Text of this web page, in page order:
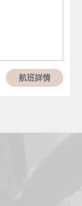
航班詳情